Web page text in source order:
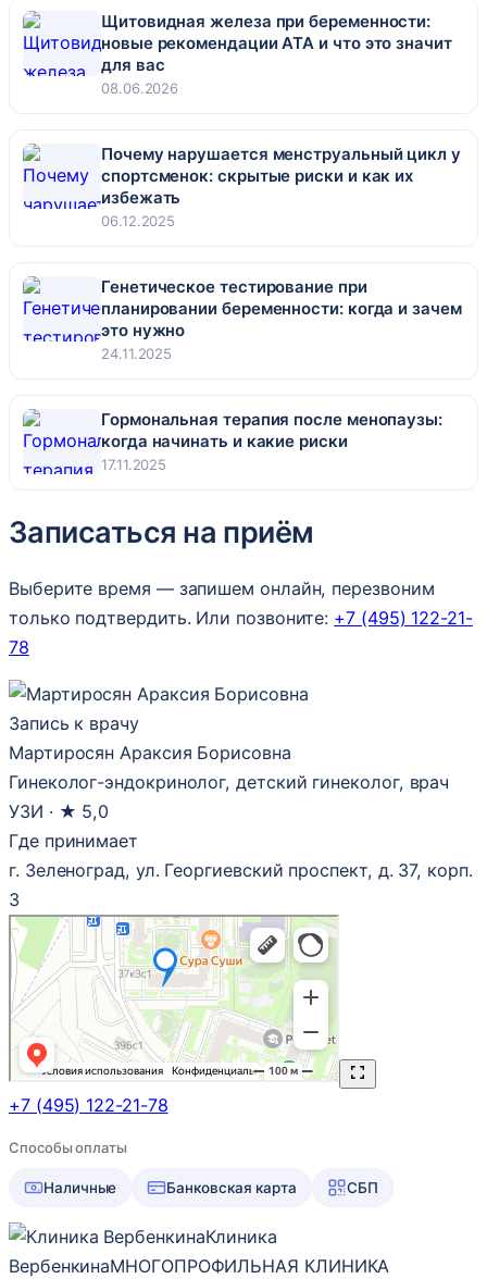
Щитовидная железа при беременности:
новые рекомендации ATA и что это значит
для вас
08.06.2026
Почему нарушается менструальный цикл у
спортсменок: скрытые риски и как их
избежать
06.12.2025
Генетическое тестирование при
планировании беременности: когда и зачем
это нужно
24.11.2025
Гормональная терапия после менопаузы:
когда начинать и какие риски
17.11.2025
Записаться на приём
Выберите время — запишем онлайн, перезвоним
только подтвердить. Или позвоните: +7 (495) 122-21-
78
Запись к врачу
Мартиросян Араксия Борисовна
Гинеколог-эндокринолог, детский гинеколог, врач
УЗИ · ★ 5,0
Где принимает
г. Зеленоград, ул. Георгиевский проспект, д. 37, корп.
3
+7 (495) 122-21-78
Способы оплаты
Наличные Банковская карта СБП
Клиника
ВербенкинаМНОГОПРОФИЛЬНАЯ КЛИНИКА